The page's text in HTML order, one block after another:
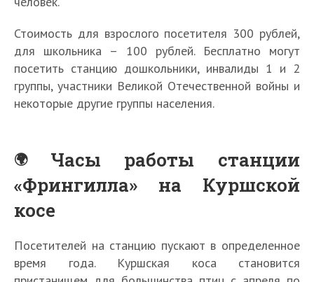
Стоимость для взрослого посетителя 300 рублей,
для школьника – 100 рублей. Бесплатно могут
посетить станцию дошкольники, инвалиды 1 и 2
группы, участники Великой Отечественной войны и
некоторые другие группы населения.
Часы работы станции
«Фрингилла» на Куршской
косе
Посетителей на станцию пускают в определенное
время года. Куршская коса становится